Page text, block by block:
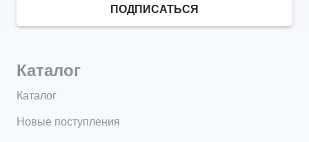
ПОДПИСАТЬСЯ
Каталог
Каталог
Новые поступления